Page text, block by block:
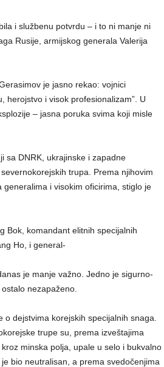
i službenu potvrdu – i to ni manje ni
Rusije, armijskog generala Valerija
je jasno rekao: vojnici
herojstvo i visok profesionalizam”. U
– jasna poruka svima koji misle
sa DNRK, ukrajinske i zapadne
trupa. Prema njihovim
i visokim oficirima, stiglo je
Bok, komandant elitnih specijalnih
Ho, i general-
je manje važno. Jedno je sigurno-
nezapaženo.
dejstvima korejskih specijalnih snaga.
trupe su, prema izveštajima
minska polja, upale u selo i bukvalno
bio neutralisan, a prema svedočenjima